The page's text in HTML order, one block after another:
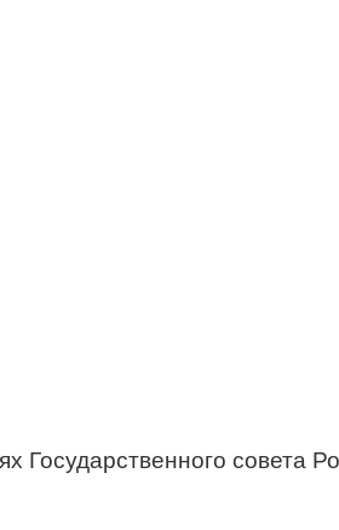
Государственного совета